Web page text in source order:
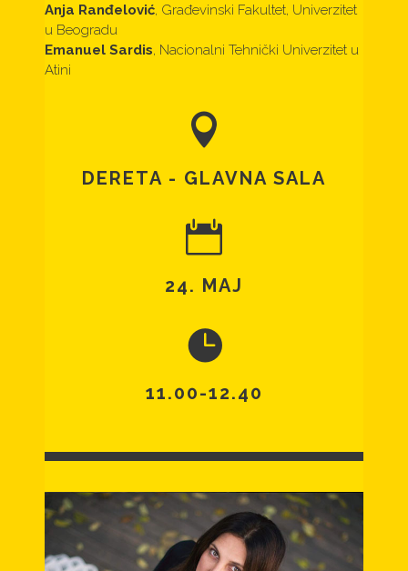
Anja Ranđelović, Građevinski Fakultet, Univerzitet
u Beogradu
Emanuel Sardis, Nacionalni Tehnički Univerzitet u
Atini
DERETA - GLAVNA SALA
24. MAJ
11.00-12.40